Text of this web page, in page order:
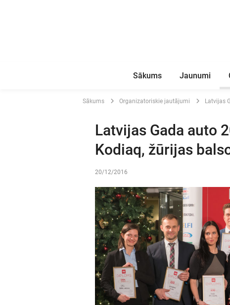
Sākums Jaunumi
Sākums Organizatoriskie jautājumi Latvijas
Latvijas Gada auto
Kodiaq, žūrijas
20/12/2016